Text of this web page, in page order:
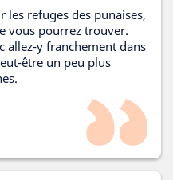
les refuges des punaises,
vous pourrez trouver.
allez-y franchement dans
être un peu plus